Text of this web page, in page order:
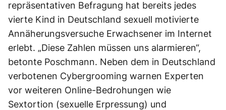
repräsentativen Befragung hat bereits jedes
vierte Kind in Deutschland sexuell motivierte
Annäherungsversuche Erwachsener im Internet
erlebt. „Diese Zahlen müssen uns alarmieren“,
betonte Poschmann. Neben dem in Deutschland
verbotenen Cybergrooming warnen Experten
vor weiteren Online-Bedrohungen wie
Sextortion (sexuelle Erpressung) und